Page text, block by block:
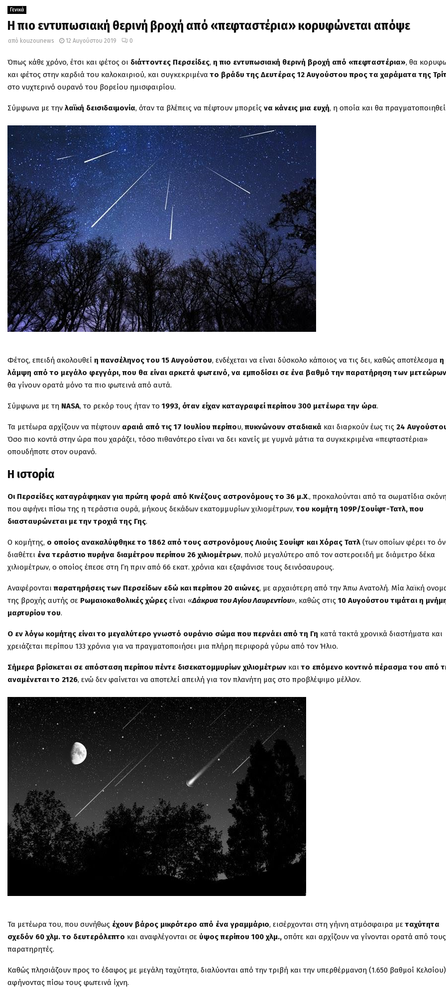
Γενικά
Η πιο εντυπωσιακή θερινή βροχή από «πεφταστέρια» κορυφώνεται απόψε
από kouzounews 12 Αυγούστου 2019 0
Όπως κάθε χρόνο, έτσι και φέτος οι διάττοντες Περσείδες, η πιο εντυπωσιακή θερινή βροχή από «πεφταστέρια», θα
και φέτος στην καρδιά του καλοκαιριού, και συγκεκριμένατο βράδυ της Δευτέρας 12 Αυγούστου προς τα χαράματα της
στο νυχτερινό ουρανό του βορείου ημισφαιρίου.
Σύμφωνα με την λαϊκή δεισιδαιμονία, όταν τα βλέπεις να πέφτουν μπορείς να κάνεις μια ευχή, η οποία και θα πραγματοποιηθεί.
Φέτος, επειδή ακολουθεί η πανσέληνος του 15 Αυγούστου, ενδέχεται να είναι δύσκολο κάποιος να τις δει, καθώς αποτέλεσμα η
λάμψη από το μεγάλο φεγγάρι, που θα είναι αρκετά φωτεινό, να εμποδίσει σε ένα βαθμό την παρατήρηση των μετεώρων
θα γίνουν ορατά μόνο τα πιο φωτεινά από αυτά.
Σύμφωνα με τη NASA, το ρεκόρ τους ήταν το 1993, όταν είχαν καταγραφεί περίπου 300 μετέωρα την ώρα.
Τα μετέωρα αρχίζουν να πέφτουν αραιά από τις 17 Ιουλίου περίπου,πυκνώνουν σταδιακά και διαρκούν έως τις 24
Όσο πιο κοντά στην ώρα που χαράζει, τόσο πιθανότερο είναι να δει κανείς με γυμνά μάτια τα συγκεκριμένα «πεφταστέρια»
οπουδήποτε στον ουρανό.
Η ιστορία
Οι Περσείδες καταγράφηκαν για πρώτη φορά από Κινέζους αστρονόμους το 36 μ.Χ., προκαλούνται από τα σωματίδια
που αφήνει πίσω της η τεράστια ουρά, μήκους δεκάδων εκατομμυρίων χιλιομέτρων,του κομήτη 109Ρ/Σουίφτ-Τατλ, που
διασταυρώνεται με την τροχιά της Γης.
Ο κομήτης, ο οποίος ανακαλύφθηκε το 1862 από τους αστρονόμους Λιούις Σουίφτ και Χόρας Τατλ (των οποίων φέρει το
διαθέτει ένα τεράστιο πυρήνα διαμέτρου περίπου 26 χιλιομέτρων, πολύ μεγαλύτερο από τον αστεροειδή με διάμετρο δέκα
χιλιομέτρων, ο οποίος έπεσε στη Γη πριν από 66 εκατ. χρόνια και εξαφάνισε τους δεινόσαυρους.
Αναφέρονταιπαρατηρήσεις των Περσείδων εδώ και περίπου 20 αιώνες, με αρχαιότερη από την Άπω Ανατολή. Μία λαϊκή
της βροχής αυτής σε Ρωμαιοκαθολικές χώρες είναι «Δάκρυα του Αγίου Λαυρεντίου», καθώς στις 10 Αυγούστου τιμάται η
μαρτυρίου του.
Ο εν λόγω κομήτης είναι το μεγαλύτερο γνωστό ουράνιο σώμα που περνάει από τη Γη κατά τακτά χρονικά διαστήματα και
χρειάζεται περίπου 133 χρόνια για να πραγματοποιήσει μια πλήρη περιφορά γύρω από τον Ήλιο.
Σήμερα βρίσκεται σε απόσταση περίπου πέντε δισεκατομμυρίων χιλιομέτρων καιτο επόμενο κοντινό πέρασμα του από
αναμένεται το 2126, ενώ δεν φαίνεται να αποτελεί απειλή για τον πλανήτη μας στο προβλέψιμο μέλλον.
Τα μετέωρα του, που συνήθως έχουν βάρος μικρότερο από ένα γραμμάριο, εισέρχονται στη γήινη ατμόσφαιρα μεταχύτητα
σχεδόν 60 χλμ. το δευτερόλεπτο και αναφλέγονται σε ύψος περίπου 100 χλμ., οπότε και αρχίζουν να γίνονται ορατά από τους
παρατηρητές.
Καθώς πλησιάζουν προς το έδαφος με μεγάλη ταχύτητα, διαλύονται από την τριβή και την υπερθέρμανση (1.650 βαθμοί
αφήνοντας πίσω τους φωτεινά ίχνη.